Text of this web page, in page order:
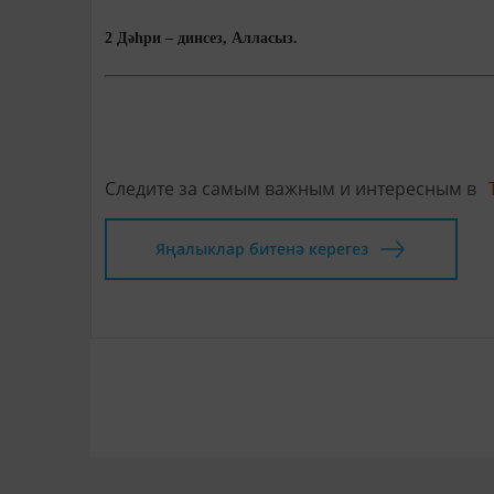
2 Дәһри – динсез, Алласыз.
Следите за самым важным и интересным в
Яңалыклар битенә керегез